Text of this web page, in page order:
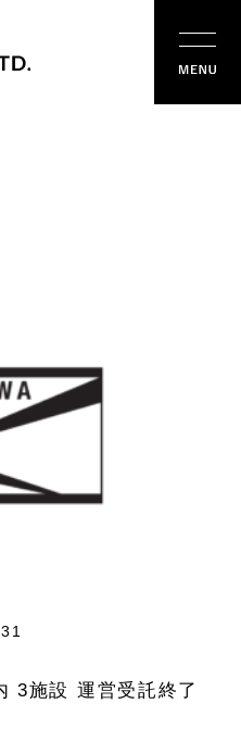
3施設 運営受託終了